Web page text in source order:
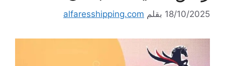
18/10/2025 بقلم alfaresshipping.com